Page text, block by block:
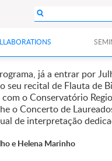
já a entrar por
seu recital de Flauta de
o Conservatório
o Concerto de
de interpretação
e Helena Marinho